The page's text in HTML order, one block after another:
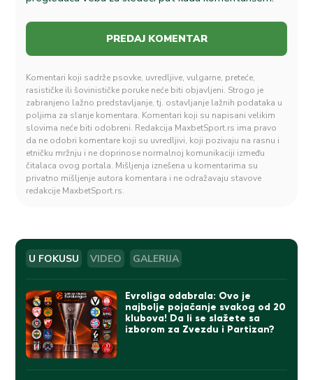
Komentari koji sadrže psovke, uvredljive, vulgarne, preteće,
rasističke ili šovinističke poruke neće biti objavljeni. Strogo je
zabranjeno lažno predstavljanje, tj. ostavljanje lažnih podataka u
poljima za slanje komentara. Komentari koji su napisani velikim
slovima neće biti odobreni. Redakcija MaxbetSport.rs ima pravo
da ne odobri komentare koji su uvredljivi, koji pozivaju na rasnu i
etničku mržnju i ne doprinose normalnoj komunikaciji između
čitalaca ovog portala. Mišljenja iznešena u komentarima su
privatno mišljenje autora komentara i ne odražavaju stavove
redakcije MaxbetSport.rs.
U FOKUSU VIDEO GALERIJA
Evroliga odabrala: Ovo je
najbolje pojačanje svakog od 20
klubova! Da li se slažete sa
izborom za Zvezdu i Partizan?